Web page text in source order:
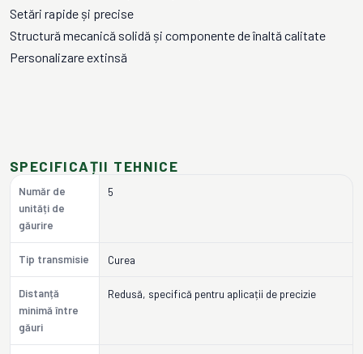
Setări rapide și precise
Structură mecanică solidă și componente de înaltă calitate
Personalizare extinsă
SPECIFICAȚII TEHNICE
Număr de
unități de
găurire
5
Tip transmisie Curea
Distanță
minimă între
găuri
Redusă, specifică pentru aplicații de precizie